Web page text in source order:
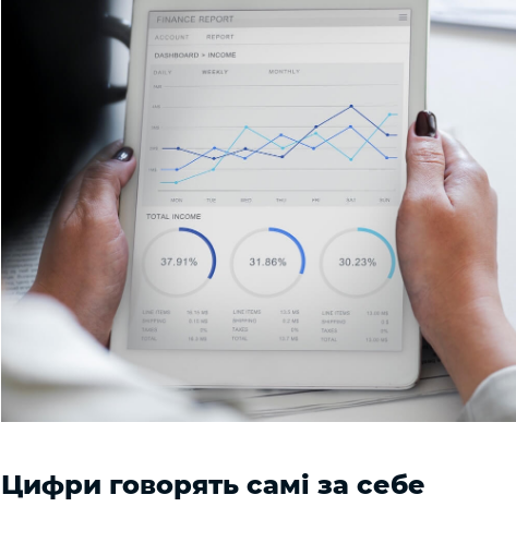
Цифри говорять самі за себе